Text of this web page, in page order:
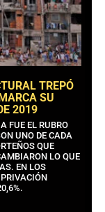
TREPÓ
SU
2019
FUE EL RUBRO
UNO DE CADA
QUE
LO QUE
EN LOS